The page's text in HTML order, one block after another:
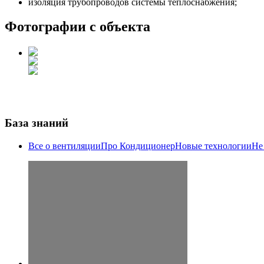
Фотографии с объекта
База знаний
Все о вентиляцииПро КондиционерНовые технологииНе